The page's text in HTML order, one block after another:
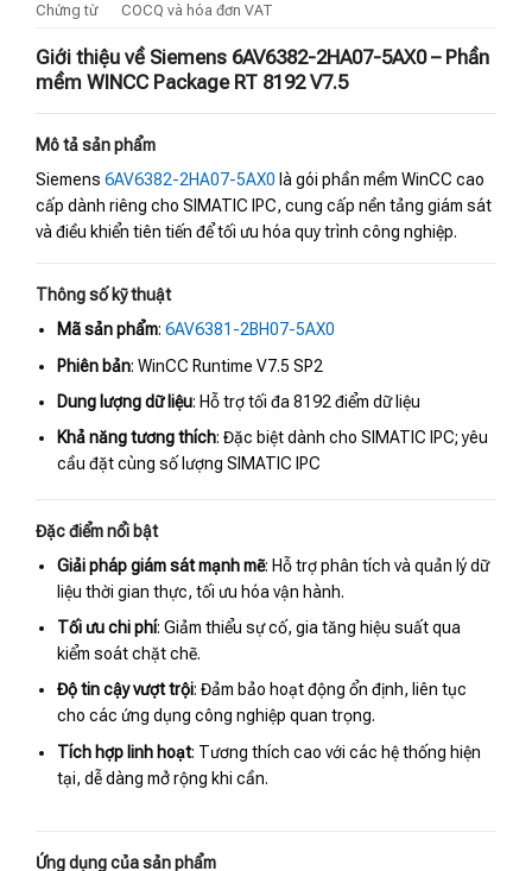
Chứng từ
COCQ và hóa đơn VAT
Giới thiệu về Siemens 6AV6382-2HA07-5AX0 – Phần
mềm WINCC Package RT 8192 V7.5
Mô tả sản phẩm
Siemens 6AV6382-2HA07-5AX0 là gói phần mềm WinCC cao
cấp dành riêng cho SIMATIC IPC, cung cấp nền tảng giám sát
và điều khiển tiên tiến để tối ưu hóa quy trình công nghiệp.
Thông số kỹ thuật
Mã sản phẩm:6AV6381-2BH07-5AX0
Phiên bản: WinCC Runtime V7.5 SP2
Dung lượng dữ liệu: Hỗ trợ tối đa 8192 điểm dữ liệu
Khả năng tương thích: Đặc biệt dành cho SIMATIC IPC; yêu
cầu đặt cùng số lượng SIMATIC IPC
Đặc điểm nổi bật
Giải pháp giám sát mạnh mẽ: Hỗ trợ phân tích và quản lý dữ
liệu thời gian thực, tối ưu hóa vận hành.
Tối ưu chi phí: Giảm thiểu sự cố, gia tăng hiệu suất qua
kiểm soát chặt chẽ.
Độ tin cậy vượt trội: Đảm bảo hoạt động ổn định, liên tục
cho các ứng dụng công nghiệp quan trọng.
Tích hợp linh hoạt: Tương thích cao với các hệ thống hiện
tại, dễ dàng mở rộng khi cần.
Ứng dụng của sản phẩm